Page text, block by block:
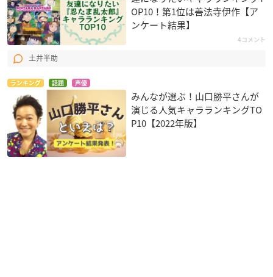
OP10！第1位は善法寺伊作【ア
ンケート結果】
4コメント
土井半助
ランキング 話題 声優
みんなが選ぶ！山口勝平さんが
演じる人気キャラランキングTO
P10【2022年版】